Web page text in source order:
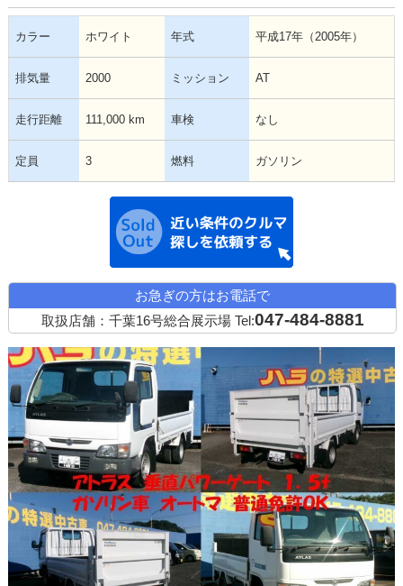
カラー ホワイト 年式 平成17年（2005年）
排気量 2000 ミッション AT
走行距離 111,000 km 車検 なし
定員 3 燃料 ガソリン
お急ぎの方はお電話で
取扱店舗：千葉16号総合展示場 Tel:047-484-8881